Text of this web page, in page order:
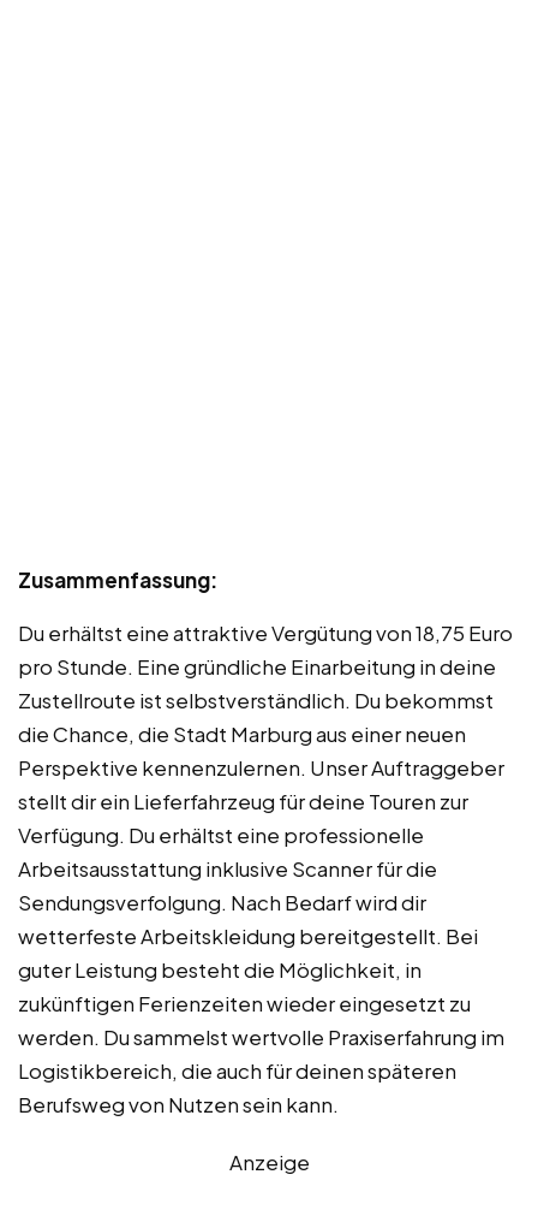
Zusammenfassung:
Du erhältst eine attraktive Vergütung von 18,75 Euro
pro Stunde. Eine gründliche Einarbeitung in deine
Zustellroute ist selbstverständlich. Du bekommst
die Chance, die Stadt Marburg aus einer neuen
Perspektive kennenzulernen. Unser Auftraggeber
stellt dir ein Lieferfahrzeug für deine Touren zur
Verfügung. Du erhältst eine professionelle
Arbeitsausstattung inklusive Scanner für die
Sendungsverfolgung. Nach Bedarf wird dir
wetterfeste Arbeitskleidung bereitgestellt. Bei
guter Leistung besteht die Möglichkeit, in
zukünftigen Ferienzeiten wieder eingesetzt zu
werden. Du sammelst wertvolle Praxiserfahrung im
Logistikbereich, die auch für deinen späteren
Berufsweg von Nutzen sein kann.
Anzeige